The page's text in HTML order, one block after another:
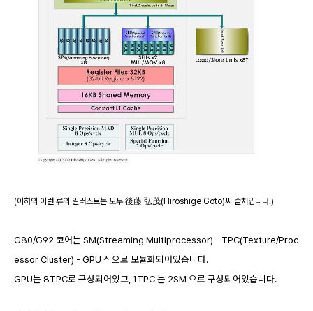
(이하의 이런 류의 일러스트는 모두 後藤 弘茂(Hiroshige Goto)씨 출처입니다.)
G80/G92 코어는 SM(Streaming Multiprocessor) - TPC(Texture/Proc
essor Cluster) - GPU 식으로 모듈화되어있습니다.
GPU는 8TPC로 구성되어있고, 1TPC 는 2SM 으로 구성되어있습니다.